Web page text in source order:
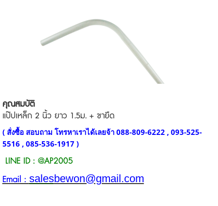
คุณสมบัติ
แป๊ปเหล็ก 2 นิ้ว ยาว 1.5ม. + ขายืด
( สั่งซื้อ สอบถาม โทรหาเราได้เลยจ้า 088-809-6222 , 093-525-
5516 , 085-536-1917 )
LINE ID : @AP2005
Email :salesbewon@gmail.com